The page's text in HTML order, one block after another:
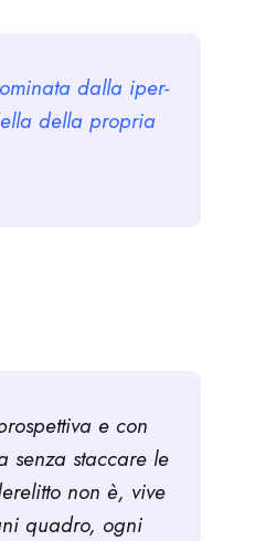
dalla iper-
della propria
e con
staccare le
non è, vive
quadro, ogni